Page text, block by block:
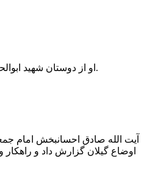
او از دوستان شهید ابوالحسن کریمی بوده و خاطرات بسیار نابی از آن شهید بزرگوار داشت. فصل ۲۲ از کتاب خاطراتش به نام «با شهید ابوالحسن کریمی» به شهید کریمی اختصاص دارد.
آیت الله صادق احسان‏بخش امام